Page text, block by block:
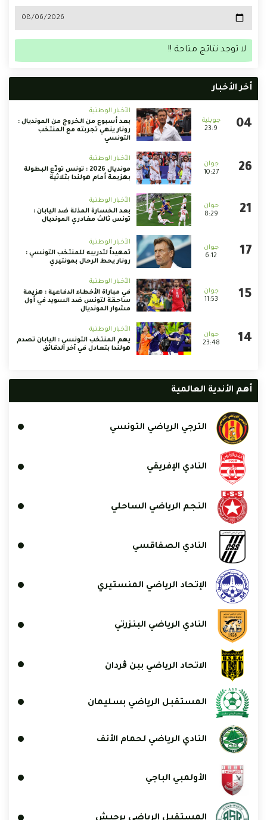
لا توجد نتائج متاحة !!
أخر الأخبار
23:9
الأخبار الوطنية
بعد أسبوع من الخروج من المونديال :
رونار ينهي تجربته مع المنتخب
التونسي
10:27
الأخبار الوطنية
مونديال 2026 : تونس تودّع البطولة
بهزيمة أمام هولندا بثلاثية
8:29
الأخبار الوطنية
بعد الخسارة المذلة ضد اليابان :
تونس ثالث مغادري المونديال
6:12
الأخبار الوطنية
تمهيداً لتدريبه للمنتخب التونسي :
رونار يحط الرحال بمونتيري
11:53
الأخبار الوطنية
في مباراة الأخطاء الدفاعية : هزيمة
ساحقة لتونس ضد السويد في أول
مشوار المونديال
23:48
الأخبار الوطنية
يهم المنتخب التونسي : اليابان تصدم
هولندا بتعادل في آخر الدقائق
أهم الأندية العالمية
الترجي الرياضي التونسي
النادي الإفريقي
النجم الرياضي الساحلي
النادي الصفاقسي
الإتحاد الرياضي المنستيري
النادي الرياضي البنزرتي
الاتحاد الرياضي ببن ڨردان
المستقبل الرياضي بسليمان
النادي الرياضي لحمام الأنف
الأولمبي الباجي